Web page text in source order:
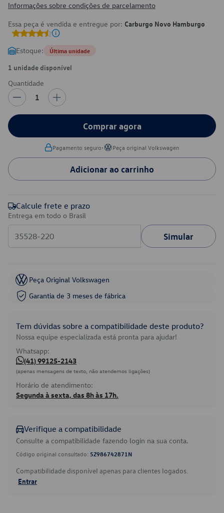
Informações sobre condições de parcelamento
Essa peça é vendida e entregue por: Carburgo Novo Hamburgo
Estoque: Última unidade
1 unidade disponível
Quantidade
1
Comprar agora
Pagamento seguro• Peça original Volkswagen
Adicionar ao carrinho
Calcule frete e prazo
Entrega em todo o Brasil
Simular
Peça Original Volkswagen
Garantia de 3 meses de fábrica
Tem dúvidas sobre a compatibilidade deste produto?
Nossa equipe especializada está pronta para ajudar!
Whatsapp:
(41) 99125-2143
(apenas mensagens de texto, não atendemos ligações)
Horário de atendimento:
Segunda à sexta, das 8h às 17h.
Verifique a compatibilidade
Consulte a compatibilidade fazendo login na sua conta.
Código original consultado: 5Z986742871N
Compatibilidade disponível apenas para clientes logados.
Entrar